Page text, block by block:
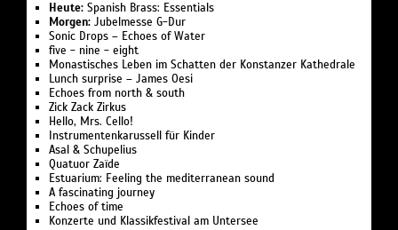
Heute: Spanish Brass: Essentials
Morgen: Jubelmesse G-Dur
Sonic Drops – Echoes of Water
five - nine - eight‍
Monastisches Leben im Schatten der Konstanzer Kathedrale‍
Lunch surprise – James Oesi
Echoes from north & south
Zick Zack Zirkus
Hello, Mrs. Cello!
Instrumentenkarussell für Kinder
Asal & Schupelius
Quatuor Zaïde
Estuarium: Feeling the mediterranean sound‍
A fascinating journey
Echoes of time
Konzerte und Klassikfestival am Untersee